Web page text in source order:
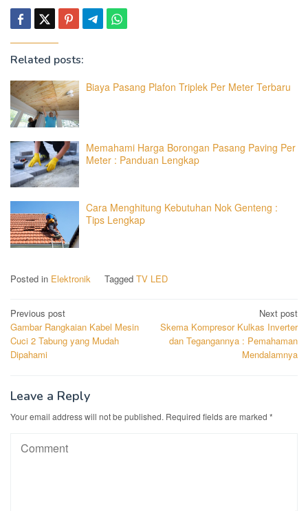
Related posts:
Biaya Pasang Plafon Triplek Per Meter Terbaru
Memahami Harga Borongan Pasang Paving Per
Meter : Panduan Lengkap
Cara Menghitung Kebutuhan Nok Genteng :
Tips Lengkap
Posted in Elektronik Tagged TV LED
Post
navigation
Previous post
Gambar Rangkaian Kabel Mesin
Cuci 2 Tabung yang Mudah
Dipahami
Next post
Skema Kompresor Kulkas Inverter
dan Tegangannya : Pemahaman
Mendalamnya
Leave a Reply
Your email address will not be published. Required fields are marked *